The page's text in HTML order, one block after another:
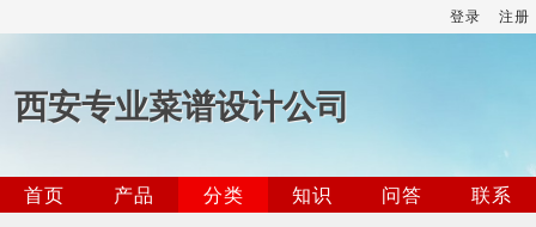
登录 注册
西安专业菜谱设计公司
首页 产品 分类 知识 问答 联系